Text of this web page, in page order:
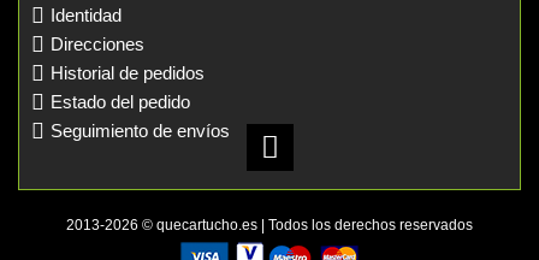
Identidad
Direcciones
Historial de pedidos
Estado del pedido
Seguimiento de envíos
2013-2026 © quecartucho.es | Todos los derechos reservados